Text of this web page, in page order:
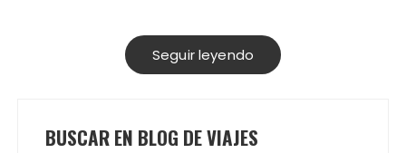
Seguir leyendo
BUSCAR EN BLOG DE VIAJES